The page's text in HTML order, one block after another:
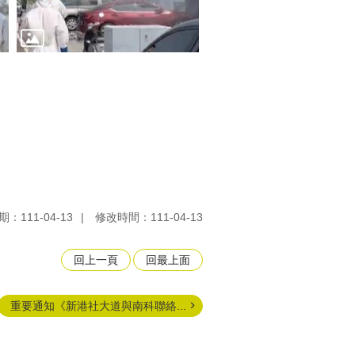
：111-04-13 修改時間：111-04-13
回上一頁 回最上面
重要通知《新港社大道與南科聯絡...